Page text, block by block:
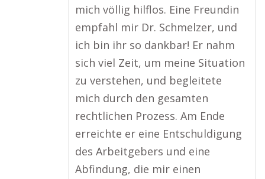
mich völlig hilflos. Eine Freundin
empfahl mir Dr. Schmelzer, und
ich bin ihr so dankbar! Er nahm
sich viel Zeit, um meine Situation
zu verstehen, und begleitete
mich durch den gesamten
rechtlichen Prozess. Am Ende
erreichte er eine Entschuldigung
des Arbeitgebers und eine
Abfindung, die mir einen